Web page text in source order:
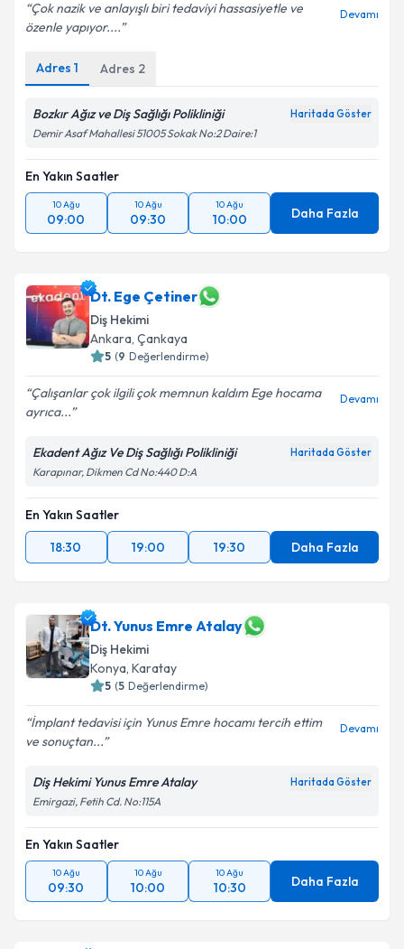
Çok nazik ve anlayışlı biri tedaviyi hassasiyetle ve
özenle yapıyor....
Devamı
Adres 1 Adres 2
Bozkır Ağız ve Diş Sağlığı Polikliniği Haritada Göster
Demir Asaf Mahallesi 51005 Sokak No:2 Daire:1
En Yakın Saatler
10 Ağu
09:00
10 Ağu
09:30
10 Ağu
10:00 Daha Fazla
Dt. Ege Çetiner
Diş Hekimi
Ankara, Çankaya
5 (9 Değerlendirme)
Çalışanlar çok ilgili çok memnun kaldım Ege hocama
ayrıca...
Devamı
Ekadent Ağız Ve Diş Sağlığı Polikliniği Haritada Göster
Karapınar, Dikmen Cd No:440 D:A
En Yakın Saatler
18:30
19:00 19:30 Daha Fazla
Dt. Yunus Emre Atalay
Diş Hekimi
Konya, Karatay
5 (5 Değerlendirme)
İmplant tedavisi için Yunus Emre hocamı tercih ettim
ve sonuçtan...
Devamı
Diş Hekimi Yunus Emre Atalay Haritada Göster
Emirgazi, Fetih Cd. No:115A
En Yakın Saatler
10 Ağu
09:30
10 Ağu
10:00
10 Ağu
10:30 Daha Fazla